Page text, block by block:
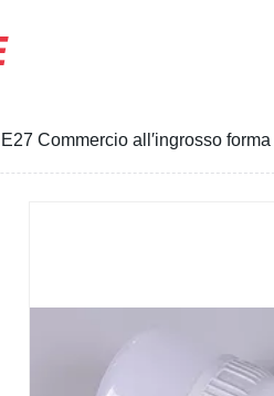
E27 Commercio all′ingrosso